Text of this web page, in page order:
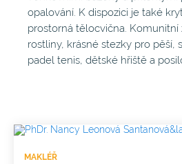
opalování. K dispozici je také
prostorná tělocvična. Komunitní
rostliny, krásné stezky pro pěší,
padel tenis, dětské hřiště a
MAKLÉŘ